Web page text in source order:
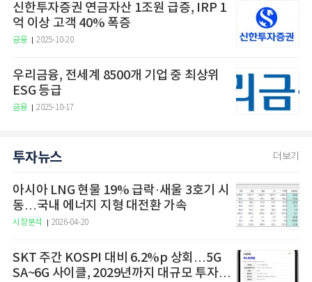
신한투자증권 연금자산 1조원 급증, IRP 1
억 이상 고객 40% 폭증
금융 2025-10-20
우리금융, 전세계 8500개 기업 중 최상위
ESG 등급
금융 2025-10-17
투자뉴스 더보기
아시아 LNG 현물 19% 급락·새울 3호기 시
동…국내 에너지 지형 대전환 가속
시장분석 2026-04-20
SKT 주간 KOSPI 대비 6.2%p 상회…5G
SA~6G 사이클, 2029년까지 대규모 투자